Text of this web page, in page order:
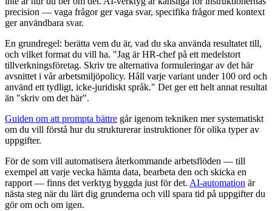
precision — vaga frågor ger vaga svar, specifika frågor med kontext
ger användbara svar.
En grundregel: berätta vem du är, vad du ska använda resultatet till,
och vilket format du vill ha. "Jag är HR-chef på ett medelstort
tillverkningsföretag. Skriv tre alternativa formuleringar av det här
avsnittet i vår arbetsmiljöpolicy. Håll varje variant under 100 ord och
använd ett tydligt, icke-juridiskt språk." Det ger ett helt annat resultat
än "skriv om det här".
Guiden om att prompta bättre går igenom tekniken mer systematiskt
om du vill förstå hur du strukturerar instruktioner för olika typer av
uppgifter.
För de som vill automatisera återkommande arbetsflöden — till
exempel att varje vecka hämta data, bearbeta den och skicka en
rapport — finns det verktyg byggda just för det. AI-automation är
nästa steg när du lärt dig grunderna och vill spara tid på uppgifter du
gör om och om igen.